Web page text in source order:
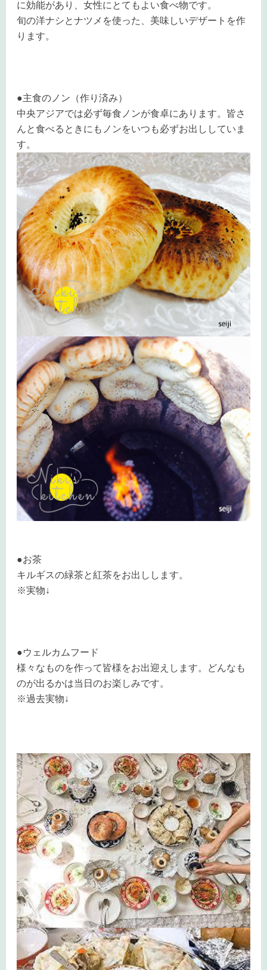
に効能があり、女性にとてもよい食べ物です。
旬の洋ナシとナツメを使った、美味しいデザートを作
ります。
●主食のノン（作り済み）
中央アジアでは必ず毎食ノンが食卓にあります。皆さ
んと食べるときにもノンをいつも必ずお出ししていま
す。
●お茶
キルギスの緑茶と紅茶をお出しします。
※実物↓
●ウェルカムフード
様々なものを作って皆様をお出迎えします。どんなも
のが出るかは当日のお楽しみです。
※過去実物↓